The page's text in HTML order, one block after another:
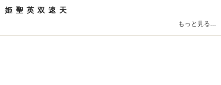
姫 聖 英 双 速 天
もっと見る...